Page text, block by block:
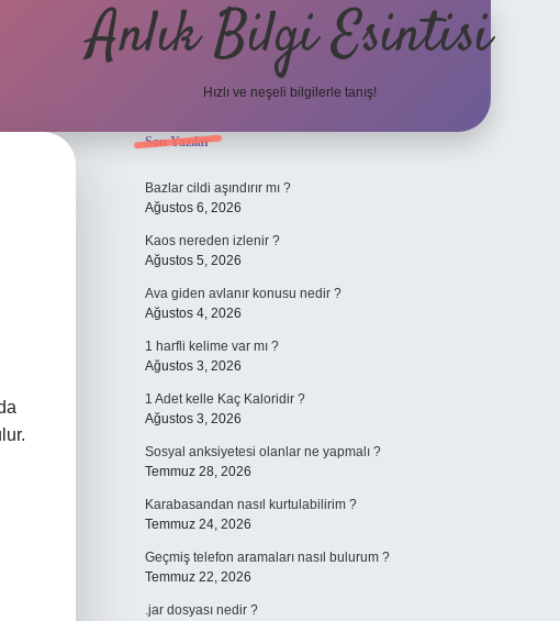
Anlık Bilgi Esintisi
Hızlı ve neşeli bilgilerle tanış!
Sidebar
Son Yazılar
Bazlar cildi aşındırır mı ?
Ağustos 6, 2026
Kaos nereden izlenir ?
Ağustos 5, 2026
Ava giden avlanır konusu nedir ?
Ağustos 4, 2026
1 harfli kelime var mı ?
Ağustos 3, 2026
1 Adet kelle Kaç Kaloridir ?
Ağustos 3, 2026
Sosyal anksiyetesi olanlar ne yapmalı ?
Temmuz 28, 2026
Karabasandan nasıl kurtulabilirim ?
Temmuz 24, 2026
Geçmiş telefon aramaları nasıl bulurum ?
Temmuz 22, 2026
.jar dosyası nedir ?